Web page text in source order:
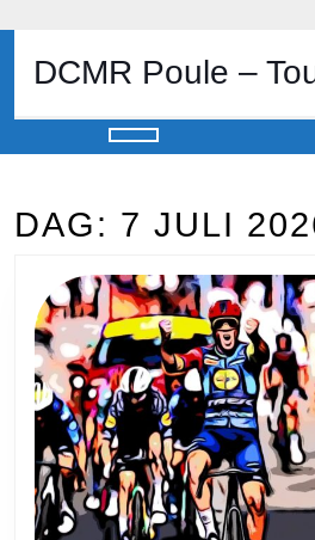
to
contentDCMR Poule –
Button
DAG: 7 JULI